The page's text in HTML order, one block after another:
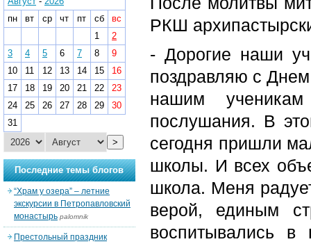
РКШ
- Дорогие наши
поздравляю с
нашим
послушания. В
сегодня пришли
школы. И всех
школа. Меня
верой, единым
воспитывались в
пн
вт ср чт пт сб
вс
1
2
3
4 5 6 7 8
9
10
11 12 13 14 15
16
17
18 19 20 21 22
23
24
25 26 27 28 29
30
31
>
Последние темы блогов
“Храм у озера” – летние
экскурсии в Петропавловский
монастырь palomnik
Престольный праздник